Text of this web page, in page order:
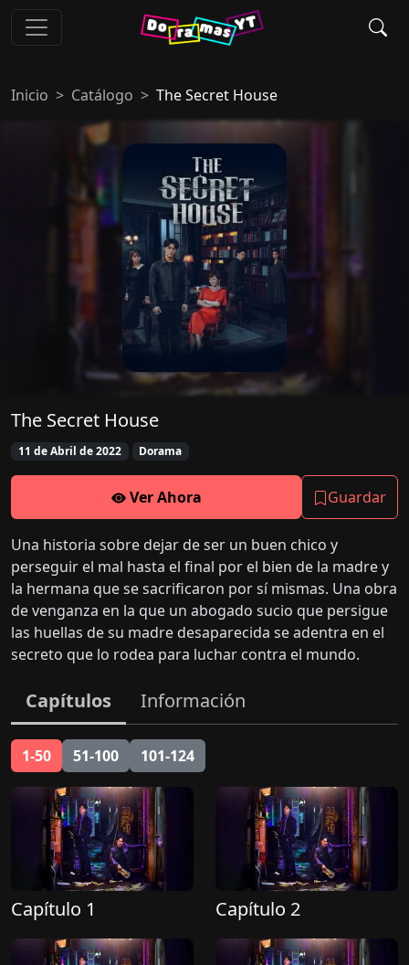
Inicio Catálogo The Secret House
The Secret House
11 de Abril de 2022 Dorama
Ver Ahora Guardar
Una historia sobre dejar de ser un buen chico y
perseguir el mal hasta el final por el bien de la madre y
la hermana que se sacrificaron por sí mismas. Una obra
de venganza en la que un abogado sucio que persigue
las huellas de su madre desaparecida se adentra en el
secreto que lo rodea para luchar contra el mundo.
Capítulos Información
1-50 51-100 101-124
Capítulo 1 Capítulo 2